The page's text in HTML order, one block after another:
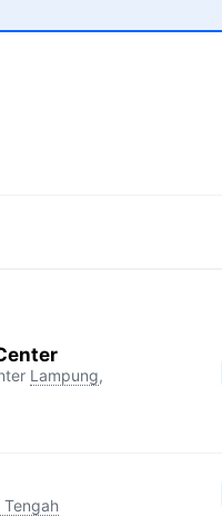
Lampung,
Tengah